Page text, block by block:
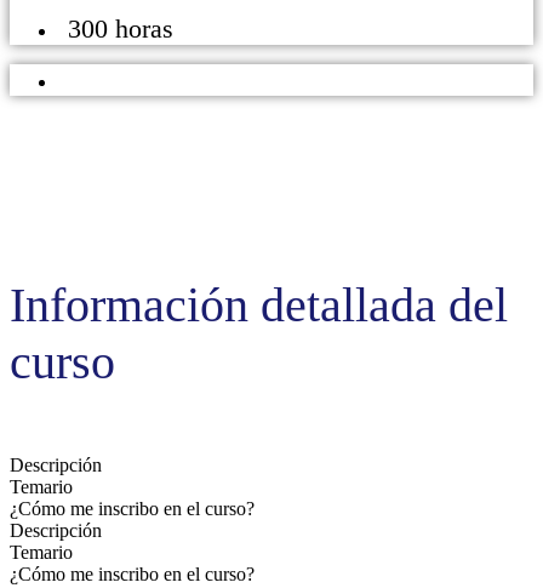
300 horas
Información detallada del
curso
Descripción
Temario
¿Cómo me inscribo en el curso?
Descripción
Temario
¿Cómo me inscribo en el curso?